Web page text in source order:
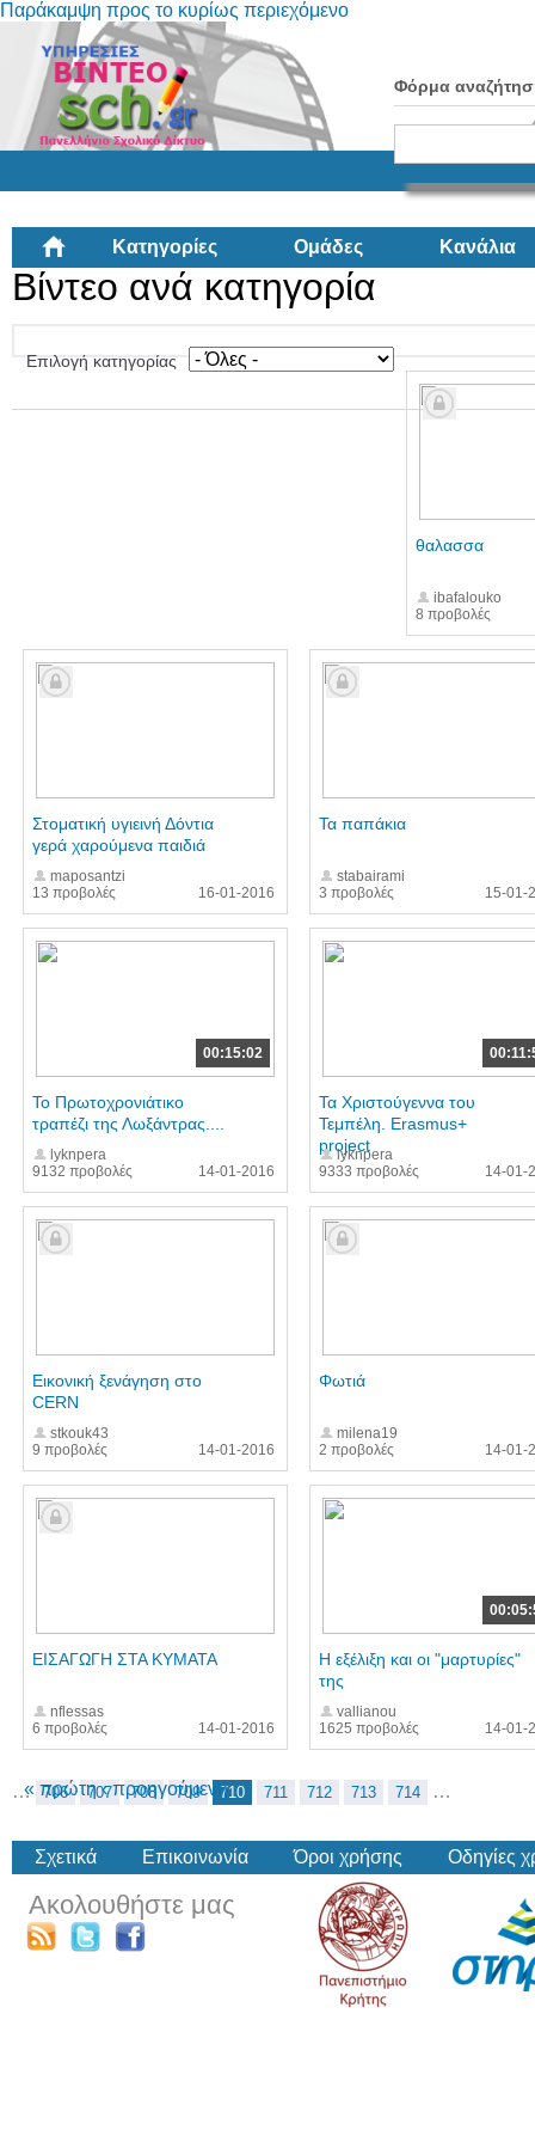
Παράκαμψη προς το κυρίως περιεχόμενο
Φόρμα
Κατηγορίες Ομάδες Κανάλια
Βίντεο ανά κατηγορία
Επιλογή κατηγορίας
8 προβολές
θαλασσα
ibafalouko
13 προβολές
Στοματική υγιεινή Δόντια
γερά χαρούμενα παιδιά
maposantzi
16-01-2016
3 προβολές
Τα παπάκια
stabairami
15-01-
00:15:02
9132 προβολές
Το Πρωτοχρονιάτικο
τραπέζι της Λωξάντρας....
lyknpera
14-01-2016
9333 προβολές
Τα Χριστούγεννα του
Τεμπέλη. Erasmus+
project
lyknpera
14-01-
9 προβολές
Εικονική ξενάγηση στο
CERN
stkouk43
14-01-2016
2 προβολές
Φωτιά
milena19
14-01-
6 προβολές
ΕΙΣΑΓΩΓΗ ΣΤΑ ΚΥΜΑΤΑ
nflessas
14-01-2016
1625 προβολές
Η εξέλιξη και οι "μαρτυρίες"
της
vallianou
14-01-
« πρώτη ‹ προηγούμενη
… 706 707 708 709 710 711 712 713 714 …
Σχετικά Επικοινωνία Όροι χρήσης Οδηγίες
Ακολουθήστε μας